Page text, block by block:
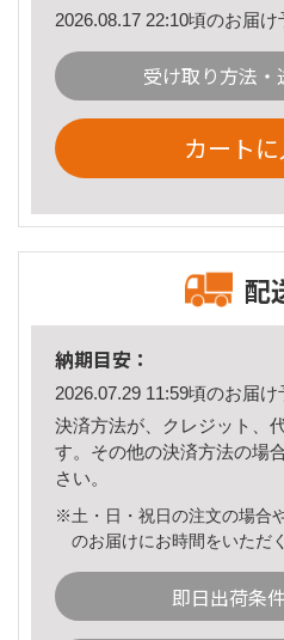
2026.08.17 22:10頃のお届け
受け取り方法・
カート
配
納期目安：
2026.07.29 11:59頃のお届け
決済方法が、クレジット、
す。その他の決済方法の場
さい。
※土・日・祝日の注文の場合
のお届けにお時間をいただ
即日出荷条